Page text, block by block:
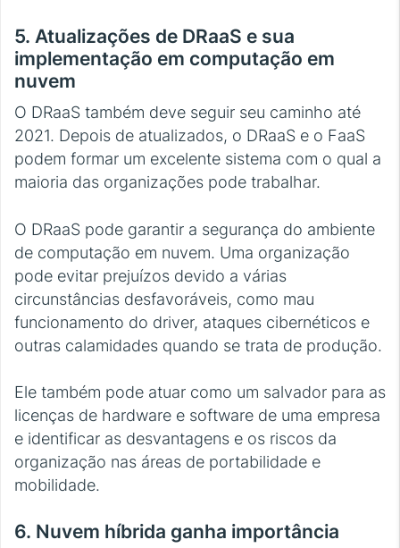
5. Atualizações de DRaaS e sua
implementação em computação em
nuvem
O DRaaS também deve seguir seu caminho até
2021. Depois de atualizados, o DRaaS e o FaaS
podem formar um excelente sistema com o qual a
maioria das organizações pode trabalhar.
O DRaaS pode garantir a segurança do ambiente
de computação em nuvem. Uma organização
pode evitar prejuízos devido a várias
circunstâncias desfavoráveis, como mau
funcionamento do driver, ataques cibernéticos e
outras calamidades quando se trata de produção.
Ele também pode atuar como um salvador para as
licenças de hardware e software de uma empresa
e identificar as desvantagens e os riscos da
organização nas áreas de portabilidade e
mobilidade.
6. Nuvem híbrida ganha importância